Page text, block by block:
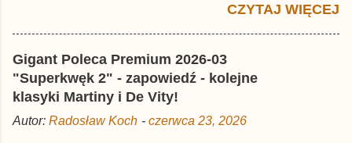
Jednak wbrew temu, na co wskazuje
nazwa tomu, nie będzie to przedruk
młodego Kaczora Donalda i jego
przyjaciół, lecz prawdopodobnie znajdą
się tam opowieści z wydań 9-10 .
Publikacja będzie liczyła ok. 360 stron i
CZYTAJ WIĘCEJ
Gigant Poleca Premium 2026-03
"Superkwęk 2" - zapowiedź - kolejne
klasyki Martiny i De Vity!
Autor: Radosław Koch - czerwca 23, 2026